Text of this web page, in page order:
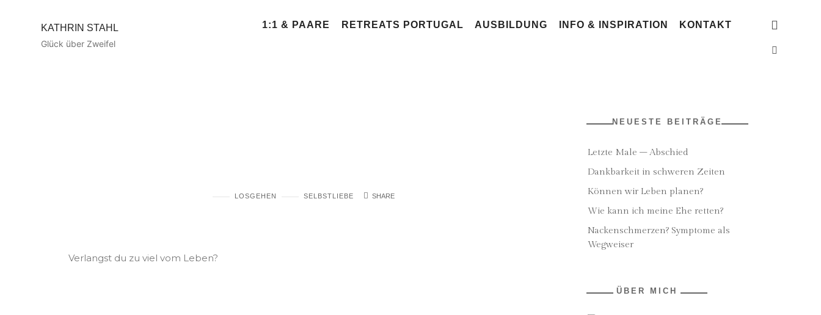
KATHRIN STAHL
Glück über Zweifel
1:1 & PAARE RETREATS PORTUGAL AUSBILDUNG INFO & INSPIRATION KONTAKT
LOSGEHEN SELBSTLIEBE SHARE
Verlangst du zu viel vom Leben?
NEUESTE BEITRÄGE
Letzte Male – Abschied
Dankbarkeit in schweren Zeiten
Können wir Leben planen?
Wie kann ich meine Ehe retten?
Nackenschmerzen? Symptome als
Wegweiser
ÜBER MICH